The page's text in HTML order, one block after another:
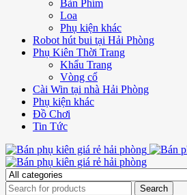
Bàn Phím
Loa
Phụ kiện khác
Robot hút bui tại Hải Phòng
Phụ Kiên Thời Trang
Khẩu Trang
Vòng cổ
Cài Win tại nhà Hải Phòng
Phụ kiện khác
Đồ Chơi
Tin Tức